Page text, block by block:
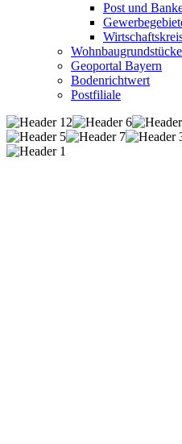
Post und
Wohnbaugrundstücke
Geoportal Bayern
Bodenrichtwert
Postfiliale